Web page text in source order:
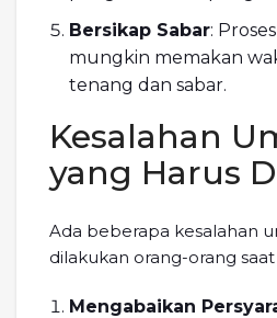
Bersikap Sabar:
mungkin memakan
tenang dan sabar.
Kesalahan
yang Harus
Ada beberapa kesalahan
dilakukan orang-orang
Mengabaikan